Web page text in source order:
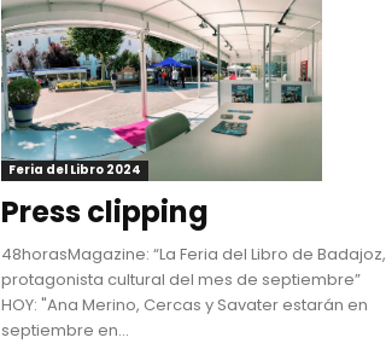
Feria del Libro 2024
Press clipping
48horasMagazine: “La Feria del Libro de Badajoz,
protagonista cultural del mes de septiembre”
HOY: "Ana Merino, Cercas y Savater estarán en
septiembre en...